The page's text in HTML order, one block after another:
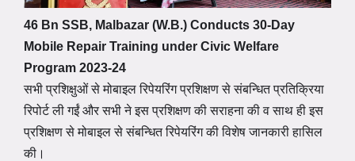
46 Bn SSB, Malbazar (W.B.) Conducts 30-Day
Mobile Repair Training under Civic Welfare
Program 2023-24
सभी प्रशिक्षुओं से मोबाइल रिपेयरिंग प्रशिक्षण से संबन्धित प्रतिक्रिया
रिपोर्ट ली गईं और सभी ने इस प्रशिक्षण की सराहना की व साथ ही इस
प्रशिक्षण से मोबाइल से संबन्धित रिपेयरिंग की विशेष जानकारी हासिल
की।